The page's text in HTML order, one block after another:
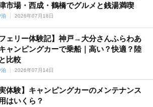
市場・西成・鶴橋でグルメと銭湯満喫
泊 2026年07月18日
フェリー体験記】神戸→大分さんふらわあ
ャンピングカーで乗船｜高い？快適？陸
比較
泊 2026年07月14日
実体験】キャンピングカーのメンテナンス
はいくら？